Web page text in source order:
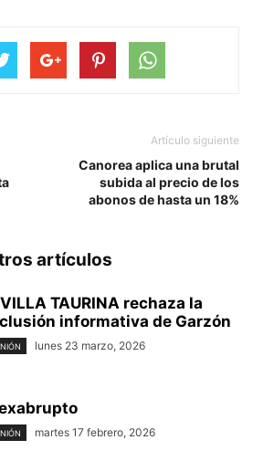
Artículo siguiente
Canorea aplica una brutal
subida al precio de los
abonos de hasta un 18%
artículos
TAURINA rechaza la
informativa de Garzón
lunes 23 marzo, 2026
martes 17 febrero, 2026